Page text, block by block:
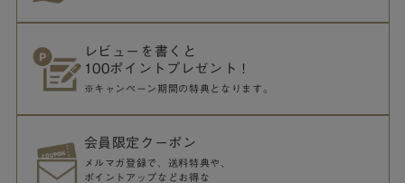
レビューを書くと
100ポイントプレゼント！
※キャンペーン期間の特典となります。
会員限定クーポン
メルマガ登録で、送料特典や、
ポイントアップなどお得な